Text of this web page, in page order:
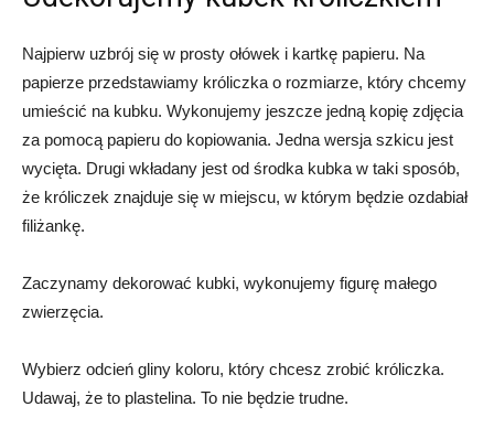
Najpierw uzbrój się w prosty ołówek i kartkę papieru. Na
papierze przedstawiamy króliczka o rozmiarze, który chcemy
umieścić na kubku. Wykonujemy jeszcze jedną kopię zdjęcia
za pomocą papieru do kopiowania. Jedna wersja szkicu jest
wycięta. Drugi wkładany jest od środka kubka w taki sposób,
że króliczek znajduje się w miejscu, w którym będzie ozdabiał
filiżankę.
Zaczynamy dekorować kubki, wykonujemy figurę małego
zwierzęcia.
Wybierz odcień gliny koloru, który chcesz zrobić króliczka.
Udawaj, że to plastelina. To nie będzie trudne.